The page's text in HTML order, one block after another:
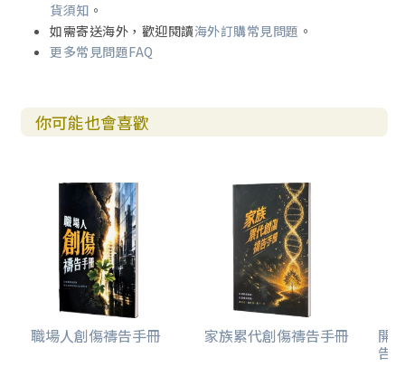
貨須知 。
如需寄送海外，歡迎閱讀海外訂購常見問題 。
更多常見問題FAQ
你可能也會喜歡
職場人創傷禱告手冊 家族累代創傷禱告手冊 開
告(